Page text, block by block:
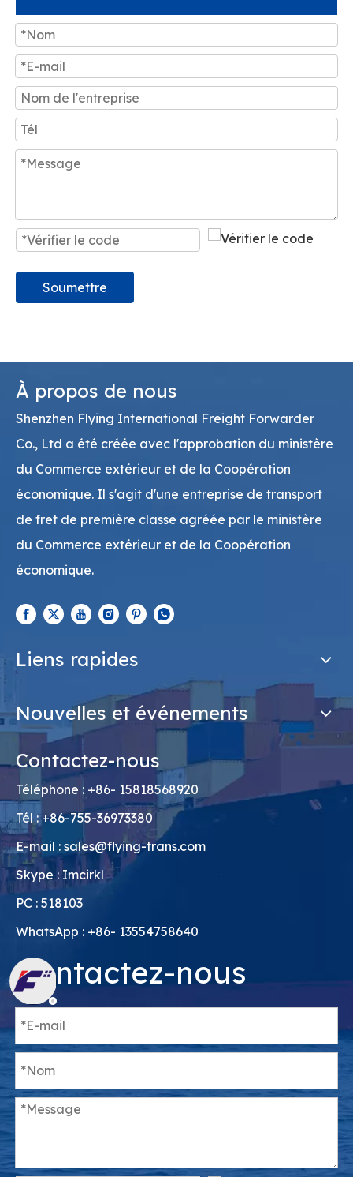
Soumettre
À propos de nous
Shenzhen Flying International Freight Forwarder
Co., Ltd a été créée avec l'approbation du ministère
du Commerce extérieur et de la Coopération
économique. Il s'agit d'une entreprise de transport
de fret de première classe agréée par le ministère
du Commerce extérieur et de la Coopération
économique.
Liens rapides
Nouvelles et événements
Contactez-nous
Téléphone : +86- 15818568920
Tél : +86-755-36973380
E-mail : sales@flying-trans.com
Skype : Imcirkl
PC : 518103
WhatsApp : +86- 13554758640
Contactez-nous